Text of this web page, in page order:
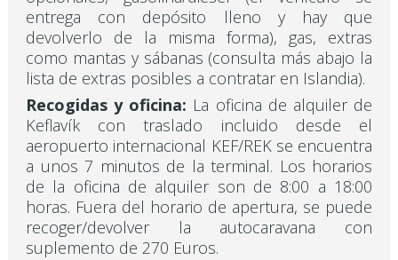
entrega con depósito lleno y hay que
devolverlo de la misma forma), gas, extras
como mantas y sábanas (consulta más abajo la
lista de extras posibles a contratar en Islandia).
Recogidas y oficina: La oficina de alquiler de
Keflavík con traslado incluido desde el
aeropuerto internacional KEF/REK se encuentra
a unos 7 minutos de la terminal. Los horarios
de la oficina de alquiler son de 8:00 a 18:00
horas. Fuera del horario de apertura, se puede
recoger/devolver la autocaravana con
suplemento de 270 Euros.